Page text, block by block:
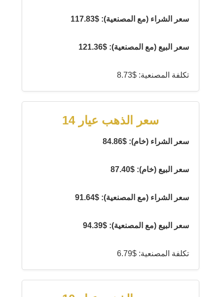
سعر الشراء (مع المصنعية): $117.83
سعر البيع (مع المصنعية): $121.36
تكلفة المصنعية: $8.73
سعر الذهب عيار 14
سعر الشراء (خام): $84.86
سعر البيع (خام): $87.40
سعر الشراء (مع المصنعية): $91.64
سعر البيع (مع المصنعية): $94.39
تكلفة المصنعية: $6.79